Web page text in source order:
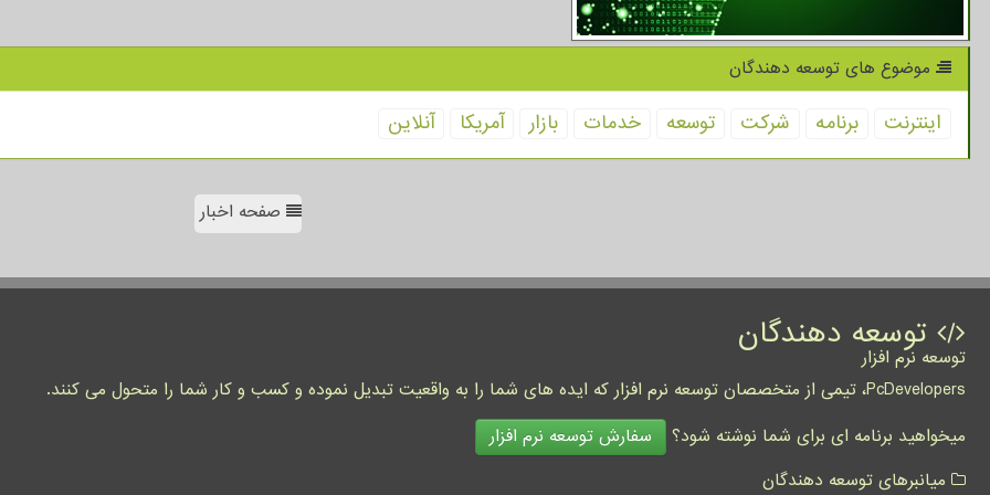
موضوع های توسعه دهندگان
اینترنت برنامه شركت توسعه خدمات بازار آمریكا آنلاین
صفحه اخبار
توسعه دهندگان
توسعه نرم افزار
PcDevelopers، تیمی از متخصصان توسعه نرم افزار که ایده های شما را به واقعیت تبدیل نموده و کسب و کار شما را متحول می کنند.
میخواهید برنامه ای برای شما نوشته شود؟
سفارش توسعه نرم افزار
میانبرهای توسعه دهندگان